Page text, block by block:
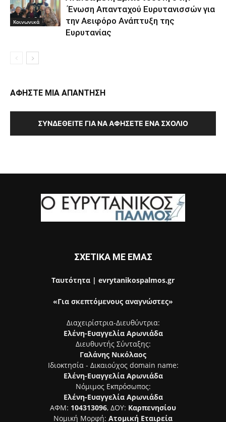
Κοινωνικά
Ένωση Απανταχού Ευρυτανισσών για
την Αειφόρο Ανάπτυξη της
Ευρυτανίας
ΑΦΗΣΤΕ ΜΙΑ ΑΠΑΝΤΗΣΗ
ΣΥΝΔΕΘΕΊΤΕ ΓΙΑ ΝΑ ΑΦΉΣΕΤΕ ΈΝΑ ΣΧΌΛΙΟ
ΣΧΕΤΙΚΑ ΜΕ ΕΜΑΣ
Ταυτότητα | evrytanikospalmos.gr
«Για σκεπτόμενους αναγνώστες»
Διαχειρίστρια-Διευθύντρια:
Ελένη-Ευαγγελία Αρωνιάδα
Διευθυντής Σύνταξης:
Γαλάνης Νικόλαος
Ιδιοκτησία - Δικαιούχος domain name:
Ελένη-Ευαγγελία Αρωνιάδα
Νόμιμος Εκπρόσωπος:
Ελένη-Ευαγγελία Αρωνιάδα
ΑΦΜ: 104313096, ΔΟΥ: Καρπενησίου
Νομική Μορφή: Ατομική Εταιρεία